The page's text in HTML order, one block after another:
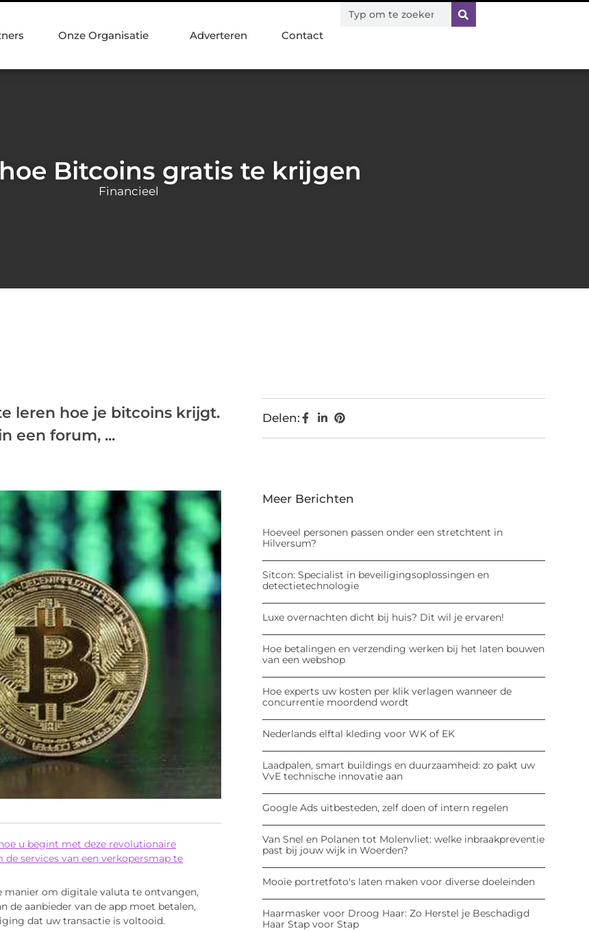
Onze Organisatie Adverteren Contact
Bitcoins gratis te krijgen
Financieel
leren hoe je bitcoins krijgt.
een forum, ...
u begint met deze revolutionaire
services van een verkopersmap te
manier om digitale valuta te ontvangen,
de aanbieder van de app moet betalen,
dat uw transactie is voltooid.
Delen:
Meer Berichten
Hoeveel personen passen onder een stretchtent in
Hilversum?
Sitcon: Specialist in beveiligingsoplossingen en
detectietechnologie
Luxe overnachten dicht bij huis? Dit wil je ervaren!
Hoe betalingen en verzending werken bij het laten bouwen
van een webshop
Hoe experts uw kosten per klik verlagen wanneer de
concurrentie moordend wordt
Nederlands elftal kleding voor WK of EK
Laadpalen, smart buildings en duurzaamheid: zo pakt uw
VvE technische innovatie aan
Google Ads uitbesteden, zelf doen of intern regelen
Van Snel en Polanen tot Molenvliet: welke inbraakpreventie
past bij jouw wijk in Woerden?
Mooie portretfoto's laten maken voor diverse doeleinden
Haarmasker voor Droog Haar: Zo Herstel je Beschadigd
Haar Stap voor Stap